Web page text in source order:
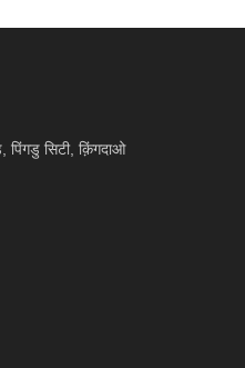
पिंगडु सिटी, क़िंगदाओ